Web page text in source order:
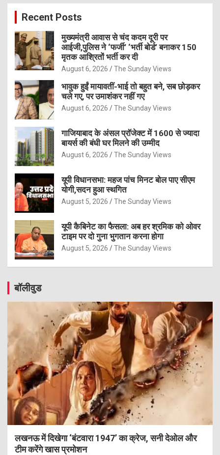
c
Recent Posts
मुख्यमंत्री आवास से चंद कदम दूरी पर
आईजी,पुलिस ने ‘फर्जी’ ‘भर्ती बोर्ड’ बनाकर 150
मृतक आश्रितों भर्ती कर दी
August 6, 2026 The Sunday Views
भावुक हुईं मायावतीं-भाई तो बहुत बने, सब छोड़कर
चले गए, पर उमाशंकर नहीं गए
August 6, 2026 The Sunday Views
गाजियाबाद के अंसल प्रॉजेक्ट में 1600 से ज्यादा
बायर्स की बंधी घर मिलने की उम्मीद
August 6, 2026 The Sunday Views
यूपी विधानसभा: महज पांच मिनट बोल पाए सीएम
योगी,सदन हुआ स्थगित
August 5, 2026 The Sunday Views
यूपी कैबिनेट का फैसला: अब हर श्रमिक को ओवर
टाइम पर दो गुना भुगतान करना होगा
August 5, 2026 The Sunday Views
बॉलीवुड
लखनऊ में दिखेगा ‘बंटवारा 1947’ का क्रेज, सनी देओल और
टीम करेंगे खास प्रमोशन